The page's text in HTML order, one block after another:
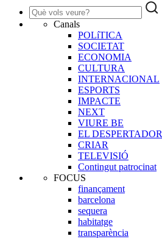
Canals
POLíTICA
SOCIETAT
ECONOMIA
CULTURA
INTERNACIONAL
ESPORTS
IMPACTE
NEXT
VIURE BE
EL DESPERTADOR
CRIAR
TELEVISIÓ
Contingut patrocinat
FOCUS
finançament
barcelona
sequera
habitatge
transparència